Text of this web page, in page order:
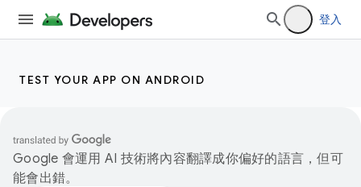
登入
TEST YOUR APP ON ANDROID
Google 會運用 AI 技術將內容翻譯成你偏好的語言，但可
能會出錯。